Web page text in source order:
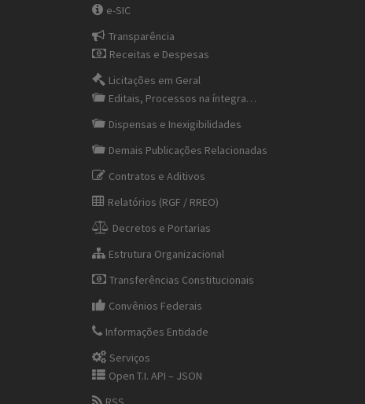
e-SIC
Transparência
Receitas e Despesas
Licitações em Geral
Editais, Processos na íntegra…
Dispensas e Inexigibilidades
Demais Publicações Relacionadas
Contratos e Aditivos
Relatórios (RGF / RREO)
Decretos e Portarias
Estrutura Organizacional
Transferências Constitucionais
Convênios Federais
Informações Entidade
Serviços
Open T.I. API – JSON